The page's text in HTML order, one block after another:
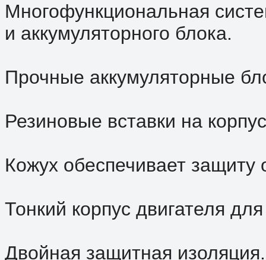
Многофункциональная
и аккумуляторного блока.
Прочные аккумуляторные
Резиновые вставки на
Кожух обеспечивает защиту
Тонкий корпус двигателя
Двойная защитная изоляция.